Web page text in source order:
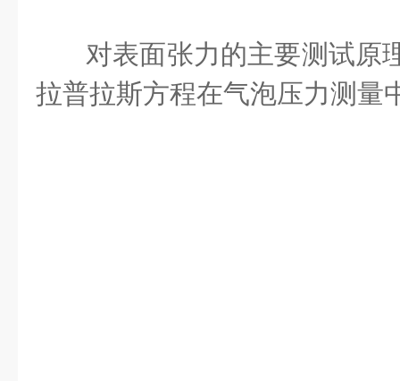
对表面张力的主要测试原
拉普拉斯方程在气泡压力测量